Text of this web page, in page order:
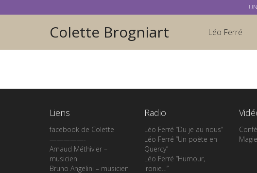
Colette Brogniart Léo Ferré
Liens
facebook de Colette
—————-
Arnaud Méthivier –
musicien
Bruno Angelini – musicien
Radio
Léo Ferré “Du je au nous”
Léo Ferré “Un poète en
Quercy”
Léo Ferré “Humour,
ironie…”